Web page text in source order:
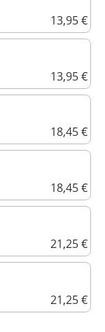
13,95 €
13,95 €
18,45 €
18,45 €
21,25 €
21,25 €